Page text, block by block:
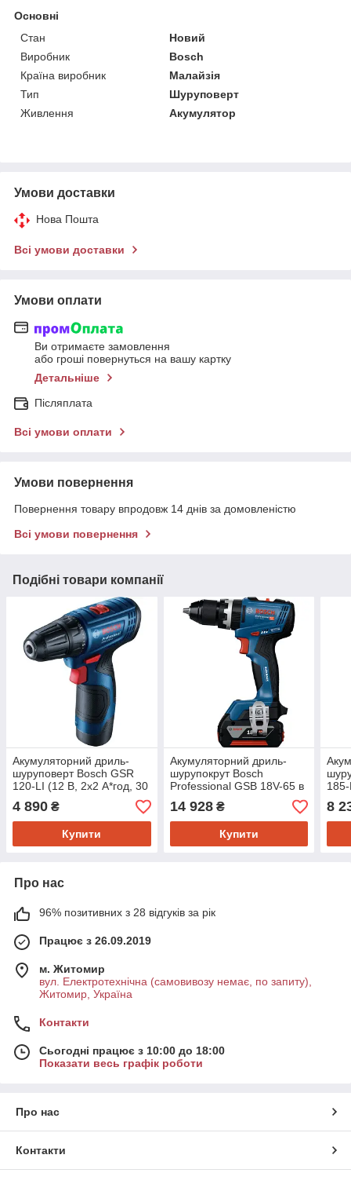
Основні
Стан
Новий
Виробник
Bosch
Країна виробник
Малайзія
Тип
Шуруповерт
Живлення
Акумулятор
Умови доставки
Нова Пошта
Всі умови доставки
Умови оплати
Ви отримаєте замовлення
або гроші повернуться на вашу картку
Детальніше
Післяплата
Всі умови оплати
Умови повернення
Повернення товару впродовж 14 днів за домовленістю
Всі умови повернення
Подібні товари компанії
Акумуляторний дриль-
шуруповерт Bosch GSR
120-LІ (12 В, 2х2 А*год, 30
Н*м)
4 890 ₴
Купити
Акумуляторний дриль-
шурупокрут Bosch
Professional GSB 18V-65 в
L-BOXX (18 В, 2x5 А*год,
65 Н*м) (06019N3303)
14 928₴
Купити
2х2
8
Про нас
96% позитивних з 28 відгуків за рік
Працює з 26.09.2019
м. Житомир
вул. Електротехнічна (самовивозу немає, по запиту),
Житомир, Україна
Контакти
Сьогодні працює з 10:00 до 18:00
Показати весь графік роботи
Про нас
Контакти